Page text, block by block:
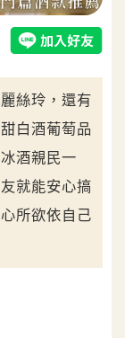
絲玲，還有
白酒葡萄品
酒親民一
就能安心搞
所欲依自己